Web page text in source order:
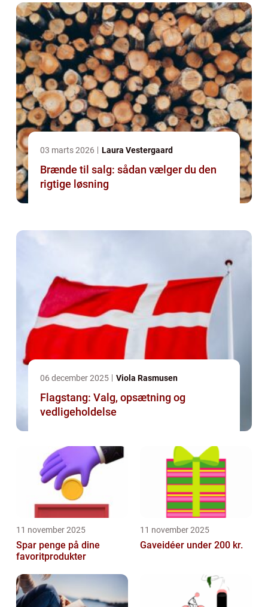
03 marts 2026 Laura Vestergaard
Brænde til salg: sådan vælger du den
rigtige løsning
06 december 2025 Viola Rasmusen
Flagstang: Valg, opsætning og
vedligeholdelse
11 november 2025
Spar penge på dine
favoritprodukter
11 november 2025
Gaveidéer under 200 kr.